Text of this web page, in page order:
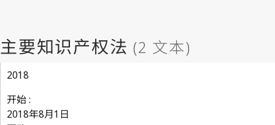
2018
开始 :
2018年8月1日